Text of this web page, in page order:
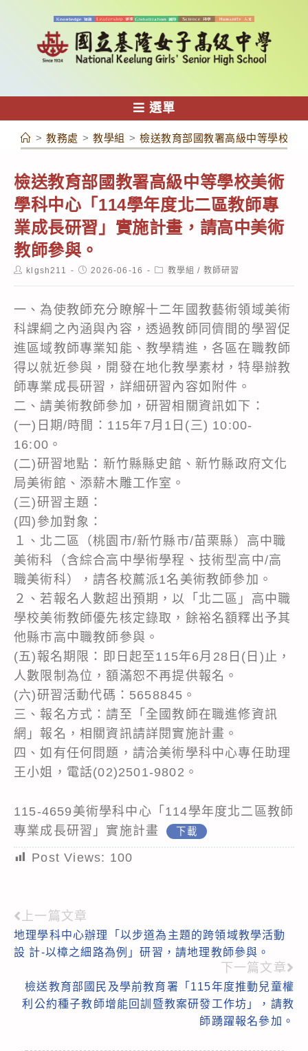
容
選單
> 教務處 > 教學組 > 檢送教育部國教署高級中等學校美
檢送教育部國教署高級中等學校美術
學科中心「114學年度北二區教師專
業成長研習」實施計畫，請高中美術
教師參與。
Postklgsh211
Post2026-06-16
Post教學組 / 教師研習
一、為使教師充分瞭解十二年國教藝術領域美術
科課綱之內涵與內容，透過教師同儕間的學習促
進區域教師專業知能、教學精進，各區在職教師
得以就近參與，開發在地化教學素材，特舉辦教
師專業成長研習，詳細研習內容如附件。
二、請美術教師參加，研習相關資訊如下：
(一)日期/時間：115年7月1日(三) 10:00-
16:00。
(二)研習地點：新竹縣縣史館、新竹縣政府文化
局美術館、添薪木雕工作室。
(三)研習主題：
(四)參加對象：
１、北二區（桃園市/新竹縣市/苗栗縣）高中職
美術科（含綜合高中學術學程、技術型高中/高
職美術科），請各校薦派1名美術教師參加。
２、若報名人數超出預期，以「北二區」高中職
學校美術教師優先核定錄取，餘裕名額釋出予其
他縣市高中職教師參與。
(五)報名期限：即日起至115年6月28日(日)止，
人數限制為位，額滿恕不再提供報名。
(六)研習活動代碼：5658845。
三、報名方式：請至「全國教師在職進修資訊
網」報名，相關資訊請詳閱實施計畫。
四、如有任何問題，請洽美術學科中心專任助理
王小姐，電話(02)2501-9802。
115-4659美術學科中心「114學年度北二區教師
專業成長研習」實施計畫
下載
Post Views: 100
Read
more
上一篇文章
地理學科中心辦理「以步道為主題的跨領域教學活動
設 計-以樟之細路為例」研習，請地理教師參與。
下一篇文章
檢送教育部國民及學前教育署「115年度推動兒童權
利公約種子教師增能回訓暨教案研發工作坊」，請教
師踴躍報名參加。